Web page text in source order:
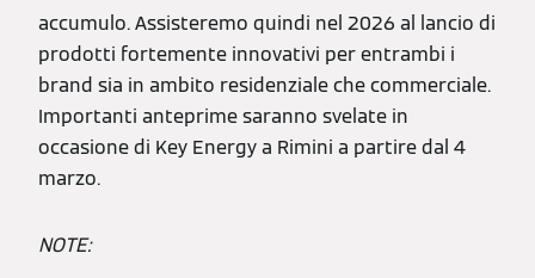
accumulo. Assisteremo quindi nel 2026 al lancio di
prodotti fortemente innovativi per entrambi i
brand sia in ambito residenziale che commerciale.
Importanti anteprime saranno svelate in
occasione di Key Energy a Rimini a partire dal 4
marzo.
NOTE: